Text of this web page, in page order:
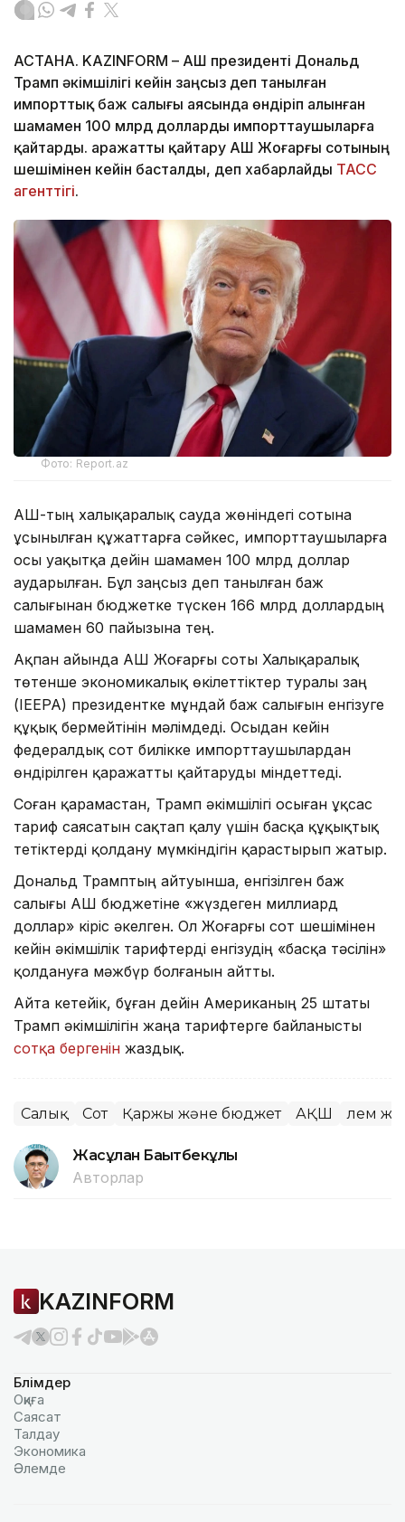
АСТАНА. KAZINFORM – АҚШ президенті Дональд
Трамп әкімшілігі кейін заңсыз деп танылған
импорттық баж салығы аясында өндіріп алынған
шамамен 100 млрд долларды импорттаушыларға
қайтарды. Қаражатты қайтару АҚШ Жоғарғы сотының
шешімінен кейін басталды, деп хабарлайды ТАСС
агенттігі.
Фото: Report.az
АҚШ-тың халықаралық сауда жөніндегі сотына
ұсынылған құжаттарға сәйкес, импорттаушыларға
осы уақытқа дейін шамамен 100 млрд доллар
аударылған. Бұл заңсыз деп танылған баж
салығынан бюджетке түскен 166 млрд доллардың
шамамен 60 пайызына тең.
Ақпан айында АҚШ Жоғарғы соты Халықаралық
төтенше экономикалық өкілеттіктер туралы заң
(IEEPA) президентке мұндай баж салығын енгізуге
құқық бермейтінін мәлімдеді. Осыдан кейін
федералдық сот билікке импорттаушылардан
өндірілген қаражатты қайтаруды міндеттеді.
Соған қарамастан, Трамп әкімшілігі осыған ұқсас
тариф саясатын сақтап қалу үшін басқа құқықтық
тетіктерді қолдану мүмкіндігін қарастырып жатыр.
Дональд Трамптың айтуынша, енгізілген баж
салығы АҚШ бюджетіне «жүздеген миллиард
доллар» кіріс әкелген. Ол Жоғарғы сот шешімінен
кейін әкімшілік тарифтерді енгізудің «басқа тәсілін»
қолдануға мәжбүр болғанын айтты.
Айта кетейік, бұған дейін Американың 25 штаты
Трамп әкімшілігін жаңа тарифтерге байланысты
сотқа бергенін жаздық.
Салық Сот Қаржы және бюджет АҚШ Әлем
Жасұлан Бақытбекұлы
Авторлар
KAZINFORM
Бөлімдер
Оқиға
Саясат
Талдау
Экономика
Әлемде